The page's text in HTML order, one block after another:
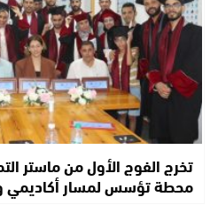
تخرج الفوج الأول من ماستر
محطة تؤسس لمسار